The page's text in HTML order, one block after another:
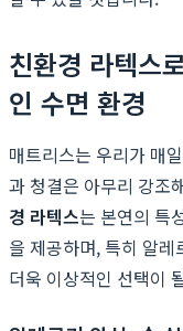
친환경 라텍스
인 수면 환경
매트리스는 우리가 매
과 청결은 아무리 강조
경 라텍스는 본연의 특
을 제공하며, 특히 알
더욱 이상적인 선택이